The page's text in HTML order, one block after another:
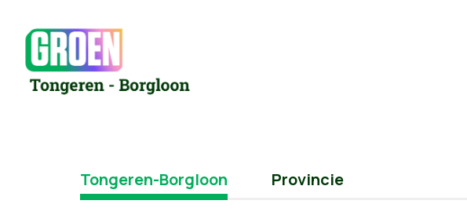
Tongeren-Borgloon Provincie